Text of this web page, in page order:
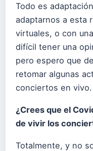
Todo es
adaptarnos a esta
virtuales, o con
difícil tener una
pero espero que
retomar algunas
conciertos en vivo.
¿Crees que el
de vivir los
Totalmente, y no